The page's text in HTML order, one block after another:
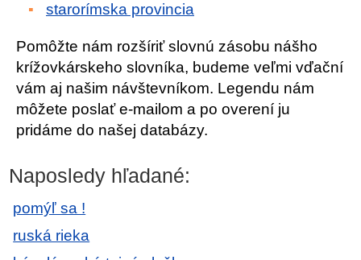
starorímska provincia
Pomôžte nám rozšíriť slovnú zásobu nášho
krížovkárskeho slovníka, budeme veľmi vďační
vám aj našim návštevníkom. Legendu nám
môžete poslať e-mailom a po overení ju
pridáme do našej databázy.
Naposledy hľadané:
pomýľ sa !
ruská rieka